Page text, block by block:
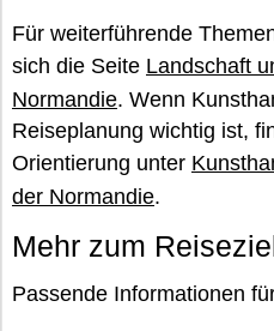
Für weiterführende
sich die Seite Landschaft
Normandie. Wenn
Reiseplanung wichtig ist,
Orientierung unter
der Normandie.
Mehr zum
Passende Informationen